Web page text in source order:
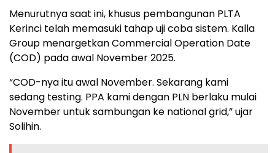
Menurutnya saat ini, khusus pembangunan PLTA
Kerinci telah memasuki tahap uji coba sistem. Kalla
Group menargetkan Commercial Operation Date
(COD) pada awal November 2025.
“COD-nya itu awal November. Sekarang kami
sedang testing. PPA kami dengan PLN berlaku mulai
November untuk sambungan ke national grid,” ujar
Solihin.